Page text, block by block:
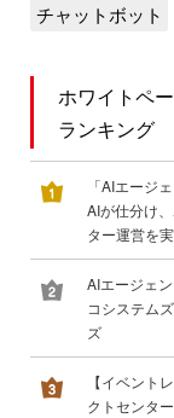
チャットボット
ホワイトペ
ランキング
「AIエージ
AIが仕分け
ター運営を
AIエージェ
コシステム
ズ
【イベント
クトセンタ